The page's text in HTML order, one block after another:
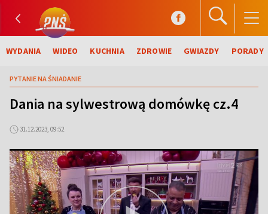
WYDANIA WIDEO KUCHNIA ZDROWIE GWIAZDY PORADY
PYTANIE NA ŚNIADANIE
Dania na sylwestrową domówkę cz.4
31.12.2023, 09:52